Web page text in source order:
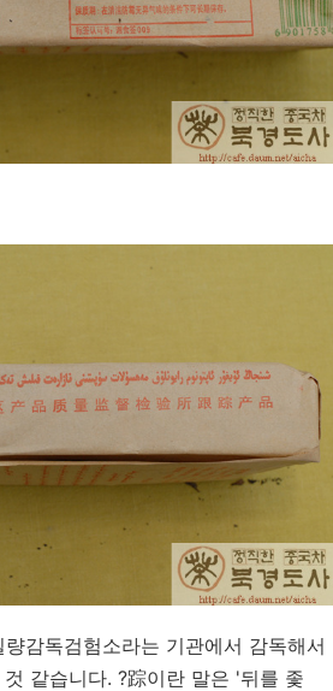
감독검험소라는 기관에서 감독해서
같습니다. ?踪이란 말은 '뒤를 좇